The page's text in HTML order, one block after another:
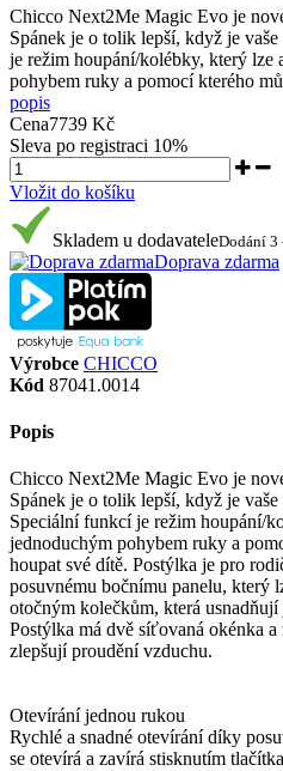
Chicco Next2Me Magic Evo je
Spánek je o tolik lepší, když je
je režim houpání/kolébky, který lze
pohybem ruky a pomocí kterého
popis
Cena7739 Kč
Sleva po registraci 10%
Vložit do košíku
Skladem u dodavateleDodání 3
Doprava zdarma
Výrobce CHICCO
Kód 87041.0014
Popis
Chicco Next2Me Magic Evo je
Spánek je o tolik lepší, když je
Speciální funkcí je režim houpání/
jednoduchým pohybem ruky a
houpat své dítě. Postýlka je pro
posuvnému bočnímu panelu, který
otočným kolečkům, která
Postýlka má dvě síťovaná okénka
zlepšují proudění vzduchu.
Otevírání jednou rukou
Rychlé a snadné otevírání díky
se otevírá a zavírá stisknutím